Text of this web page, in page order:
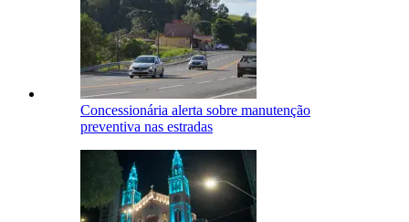
Concessionária alerta sobre manutenção
preventiva nas estradas